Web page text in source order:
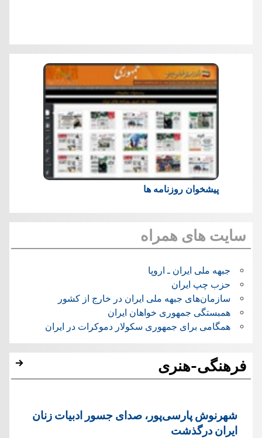
پیشخوان روزنامه ها
سایت های همراه
جبهه ملی ایران ـ اروپا
حزب چپ ایران
سازمان‌های جبهه ملی ایران در خارج از کشور
همبستگی جمهوری خواهان ایران
همگامی برای جمهوری سکولار دموکرات در ایران
فرهنگی-هنری
شهرنوش پارسی‌پور، صدای جسور ادبیات زنان
ایران درگذشت